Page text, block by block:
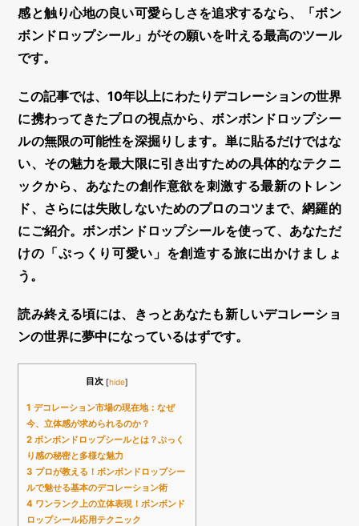
感と触り心地の良い可愛らしさを追求するなら、「ボン
ボンドロップシール」がその願いを叶える最高のツール
です。
この記事では、10年以上にわたりデコレーションの世界
に携わってきたプロの視点から、ボンボンドロップシー
ルの無限の可能性を深掘りします。単に貼るだけではな
い、その魅力を最大限に引き出すための具体的なテクニ
ックから、あなたの創作意欲を刺激する最新のトレン
ド、さらには失敗しないためのプロのコツまで、網羅的
にご紹介。ボンボンドロップシールを使って、あなただ
けの「ぷっくり可愛い」を創造する旅に出かけましょ
う。
読み終える頃には、きっとあなたも新しいデコレーショ
ンの世界に夢中になっているはずです。
目次 [hide]
1 デコレーション市場の現在地：なぜ
今、立体感が求められるのか？
2 ボンボンドロップシールとは？ぷっく
り感の秘密と多様な魅力
3 プロが教える！ボンボンドロップシー
ルで魅せる基本のデコレーション術
4 ワンランク上の立体表現！ボンボンド
ロップシール応用テクニック